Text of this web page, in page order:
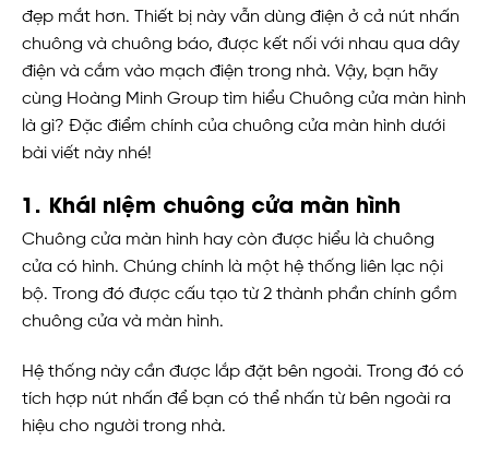
đẹp mắt hơn. Thiết bị này vẫn dùng điện ở cả nút nhấn
chuông và chuông báo, được kết nối với nhau qua dây
điện và cắm vào mạch điện trong nhà. Vậy, bạn hãy
cùng Hoàng Minh Group tìm hiểu Chuông cửa màn hình
là gì? Đặc điểm chính của chuông cửa màn hình dưới
bài viết này nhé!
1. Khái niệm chuông cửa màn hình
Chuông cửa màn hình hay còn được hiểu là chuông
cửa có hình. Chúng chính là một hệ thống liên lạc nội
bộ. Trong đó được cấu tạo từ 2 thành phần chính gồm
chuông cửa và màn hình.
Hệ thống này cần được lắp đặt bên ngoài. Trong đó có
tích hợp nút nhấn để bạn có thể nhấn từ bên ngoài ra
hiệu cho người trong nhà.